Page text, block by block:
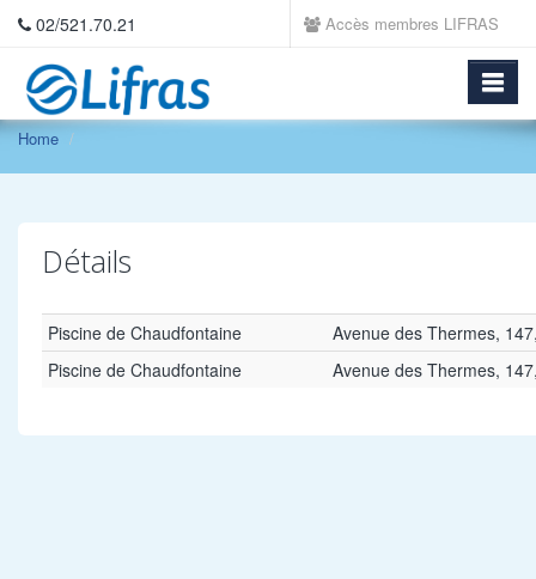
02/521.70.21 Accès membres LIFRAS
Home
Détails
Piscine de Chaudfontaine
Avenue des Thermes,
Piscine de Chaudfontaine
Avenue des Thermes,